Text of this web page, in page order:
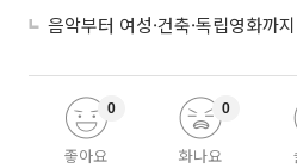
좋아요
0
화나요
0